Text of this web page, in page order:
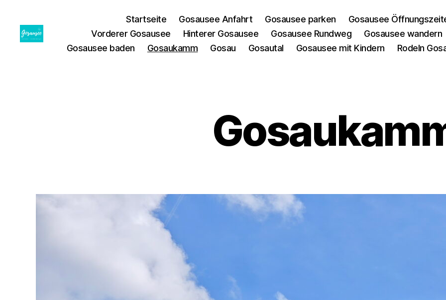
Startseite Gosausee Anfahrt Gosausee parken
Gosausee
Vorderer Gosausee
Hinterer Gosausee Gosausee Rundweg
Gosausee wandern
Gosausee baden
Gosaukamm Gosau Gosautal Gosausee mit Kindern Rodeln